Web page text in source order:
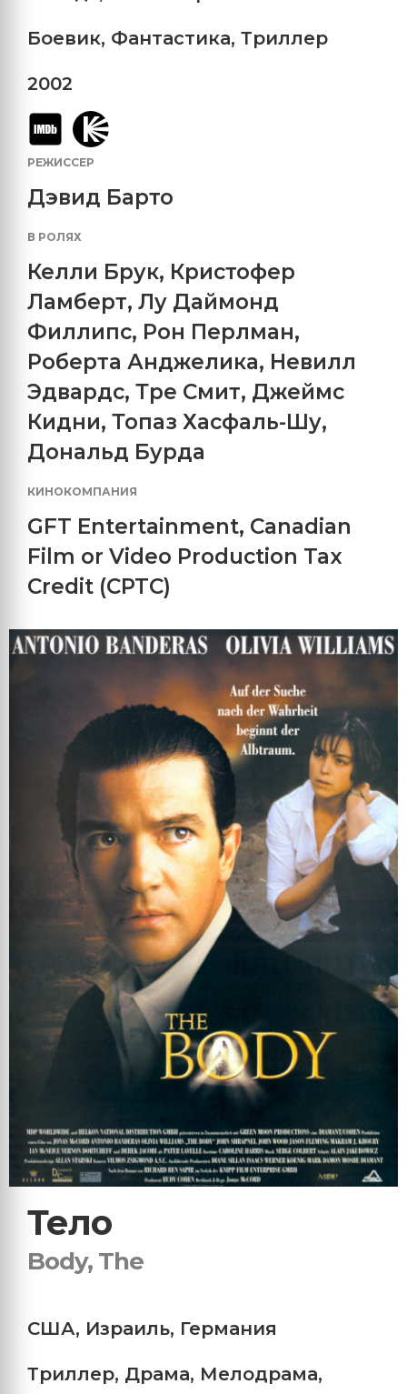
Боевик, Фантастика, Триллер
2002
РЕЖИССЕР
Дэвид Барто
В РОЛЯХ
Келли Брук, Кристофер
Ламберт, Лу Даймонд
Филлипс, Рон Перлман,
Роберта Анджелика, Невилл
Эдвардс, Тре Смит, Джеймс
Кидни, Топаз Хасфаль-Шу,
Дональд Бурда
КИНОКОМПАНИЯ
GFT Entertainment, Canadian
Film or Video Production Tax
Credit (CPTC)
Тело
Body, The
США, Израиль, Германия
Триллер, Драма, Мелодрама,